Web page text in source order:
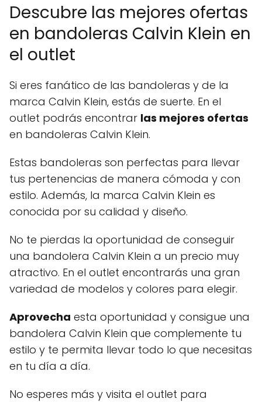
Descubre las mejores ofertas
en bandoleras Calvin Klein en
el outlet
Si eres fanático de las bandoleras y de la
marca Calvin Klein, estás de suerte. En el
outlet podrás encontrar las mejores ofertas
en bandoleras Calvin Klein.
Estas bandoleras son perfectas para llevar
tus pertenencias de manera cómoda y con
estilo. Además, la marca Calvin Klein es
conocida por su calidad y diseño.
No te pierdas la oportunidad de conseguir
una bandolera Calvin Klein a un precio muy
atractivo. En el outlet encontrarás una gran
variedad de modelos y colores para elegir.
Aprovecha esta oportunidad y consigue una
bandolera Calvin Klein que complemente tu
estilo y te permita llevar todo lo que necesitas
en tu día a día.
No esperes más y visita el outlet para